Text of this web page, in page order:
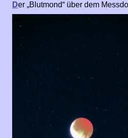
Der „Blutmond“ über dem